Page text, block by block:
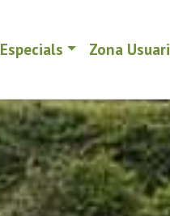
Especials Zona Usuari